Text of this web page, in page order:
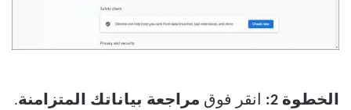
الخطوة 2: انقر فوق مراجعة بياناتك المتزامنة.